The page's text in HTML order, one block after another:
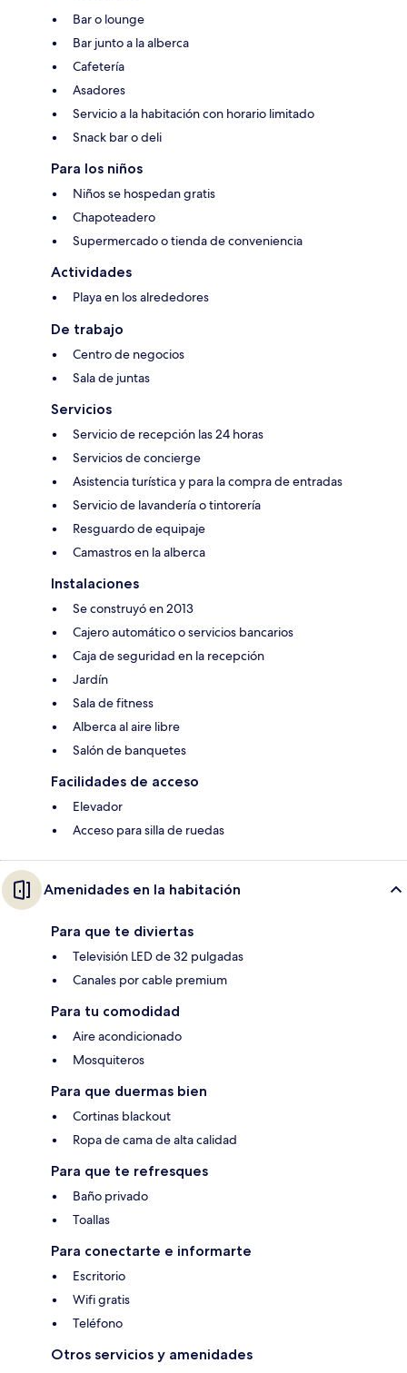
Bar o lounge
Bar junto a la alberca
Cafetería
Asadores
Servicio a la habitación con horario limitado
Snack bar o deli
Para los niños
Niños se hospedan gratis
Chapoteadero
Supermercado o tienda de conveniencia
Actividades
Playa en los alrededores
De trabajo
Centro de negocios
Sala de juntas
Servicios
Servicio de recepción las 24 horas
Servicios de concierge
Asistencia turística y para la compra de entradas
Servicio de lavandería o tintorería
Resguardo de equipaje
Camastros en la alberca
Instalaciones
Se construyó en 2013
Cajero automático o servicios bancarios
Caja de seguridad en la recepción
Jardín
Sala de fitness
Alberca al aire libre
Salón de banquetes
Facilidades de acceso
Elevador
Acceso para silla de ruedas
Amenidades en la habitación
Para que te diviertas
Televisión LED de 32 pulgadas
Canales por cable premium
Para tu comodidad
Aire acondicionado
Mosquiteros
Para que duermas bien
Cortinas blackout
Ropa de cama de alta calidad
Para que te refresques
Baño privado
Toallas
Para conectarte e informarte
Escritorio
Wifi gratis
Teléfono
Otros servicios y amenidades